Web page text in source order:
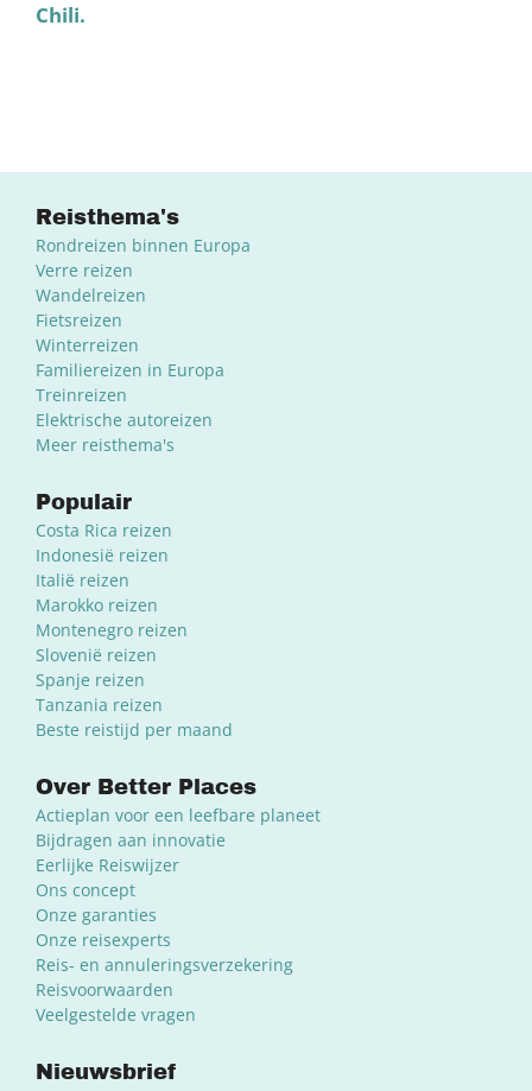
Chili.
Reisthema's
Rondreizen binnen Europa
Verre reizen
Wandelreizen
Fietsreizen
Winterreizen
Familiereizen in Europa
Treinreizen
Elektrische autoreizen
Meer reisthema's
Populair
Costa Rica reizen
Indonesië reizen
Italië reizen
Marokko reizen
Montenegro reizen
Slovenië reizen
Spanje reizen
Tanzania reizen
Beste reistijd per maand
Over Better Places
Actieplan voor een leefbare planeet
Bijdragen aan innovatie
Eerlijke Reiswijzer
Ons concept
Onze garanties
Onze reisexperts
Reis- en annuleringsverzekering
Reisvoorwaarden
Veelgestelde vragen
Nieuwsbrief